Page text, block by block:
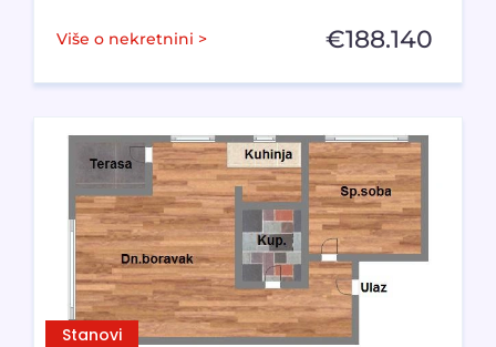
Više o nekretnini > €188.140
Stanovi